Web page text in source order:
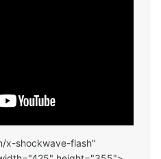
x-shockwave-flash"